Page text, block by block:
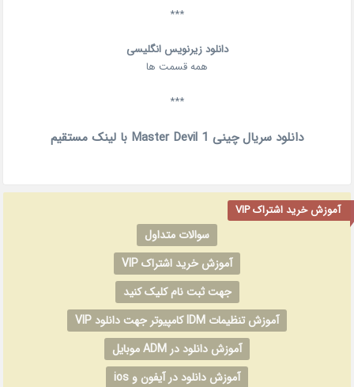
***
دانلود زیرنویس انگلیسی
همه قسمت ها
***
دانلود سریال چینی Master Devil 1 با لینک مستقیم
آموزش خرید اشتراک VIP
سوالات متداول
آموزش خرید اشتراک VIP
جهت ثبت نام کلیک کنید
آموزش تنظیمات IDM کامپیوتر جهت دانلود VIP
آموزش دانلود در ADM موبایل
آموزش دانلود در آیفون و ios